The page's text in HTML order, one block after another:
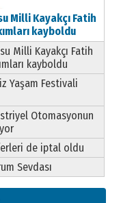
Milli Kayakçı Fatih
kayboldu
Milli Kayakçı Fatih
kayboldu
Yaşam Festivali
Otomasyonun
de iptal oldu
Sevdası